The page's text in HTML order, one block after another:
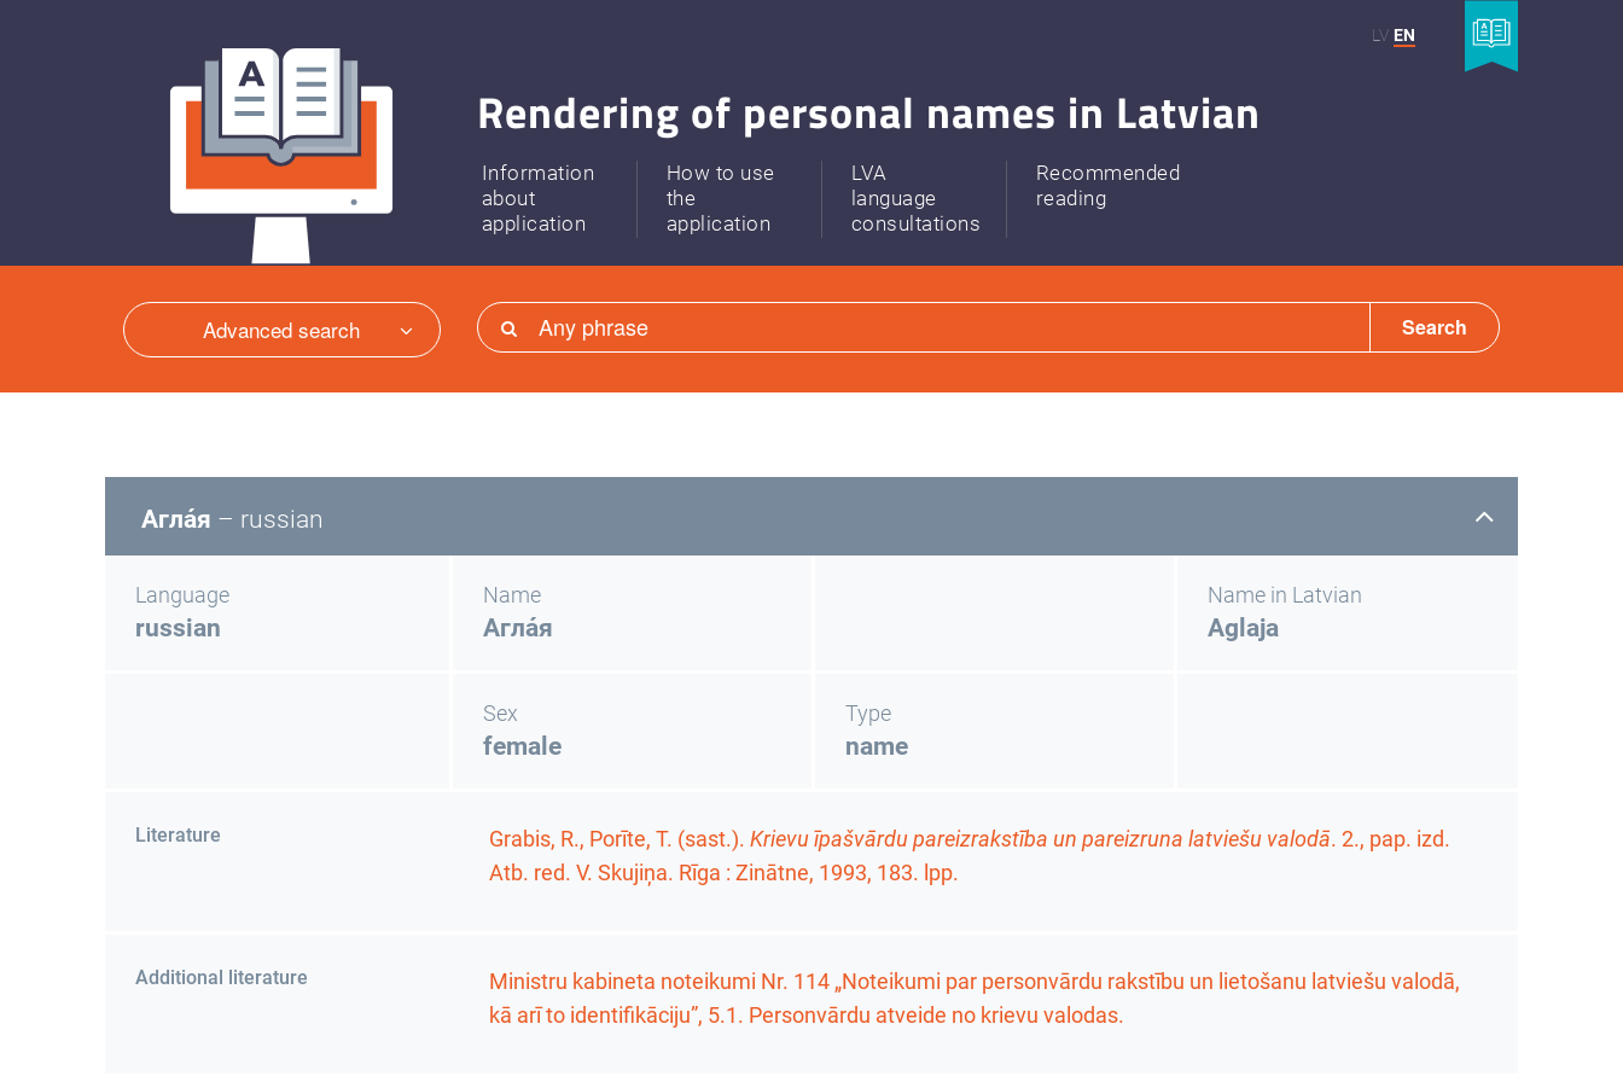
LV EN
Rendering of personal names in Latvian
Information
about
application
How to use
the
application
LVA
language
consultations
Recommended
reading
Advanced search Search
Агла́я – russian
Language
russian
Name
Агла́я
Name in Latvian
Aglaja
Sex
female
Type
name
Literature Grabis, R., Porīte, T. (sast.). Krievu īpašvārdu pareizrakstība un pareizruna latviešu valodā. 2., pap. izd.
Atb. red. V. Skujiņa. Rīga : Zinātne, 1993, 183. lpp.
Additional literature
Ministru kabineta noteikumi Nr. 114 „Noteikumi par personvārdu rakstību un lietošanu latviešu valodā,
kā arī to identifikāciju”, 5.1. Personvārdu atveide no krievu valodas.